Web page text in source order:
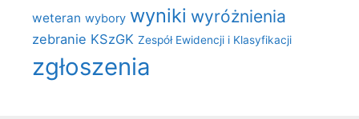
weteran wybory wyniki wyróżnienia
zebranie KSzGK Zespół Ewidencji i Klasyfikacji
zgłoszenia